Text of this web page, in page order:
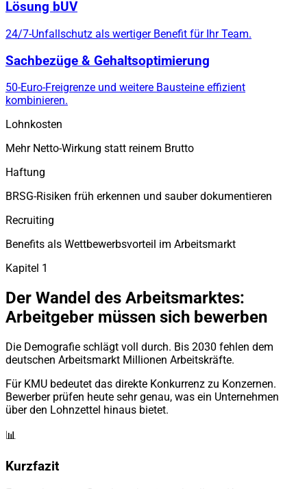
Lösung bUV
24/7-Unfallschutz als wertiger Benefit für Ihr Team.
Sachbezüge & Gehaltsoptimierung
50-Euro-Freigrenze und weitere Bausteine effizient
kombinieren.
Lohnkosten
Mehr Netto-Wirkung statt reinem Brutto
Haftung
BRSG-Risiken früh erkennen und sauber dokumentieren
Recruiting
Benefits als Wettbewerbsvorteil im Arbeitsmarkt
Kapitel 1
Der Wandel des Arbeitsmarktes:
Arbeitgeber müssen sich bewerben
Die Demografie schlägt voll durch. Bis 2030 fehlen dem
deutschen Arbeitsmarkt Millionen Arbeitskräfte.
Für KMU bedeutet das direkte Konkurrenz zu Konzernen.
Bewerber prüfen heute sehr genau, was ein Unternehmen
über den Lohnzettel hinaus bietet.
📊
Kurzfazit